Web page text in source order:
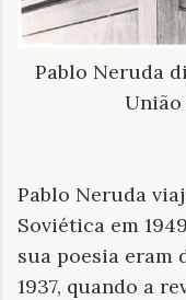
Pablo Neruda
União
Pablo Neruda
Soviética em
sua poesia eram
1937, quando a